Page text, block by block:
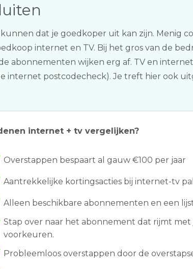
dat je goedkoper uit kan zijn. Menig
internet en TV. Bij het gros van de
abonnementen wijken erg af. TV en
internet postcodecheck). Je treft hier ook
internet + tv vergelijken?
Overstappen bespaart al gauw €100 per jaar
Aantrekkelijke kortingsacties bij internet-tv
Alleen beschikbare abonnementen en een
Stap over naar het abonnement dat rijmt met
voorkeuren.
Probleemloos overstappen door de